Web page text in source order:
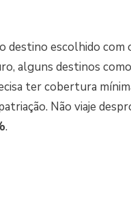
destino escolhido com
alguns destinos
ter cobertura
Não viaje
.